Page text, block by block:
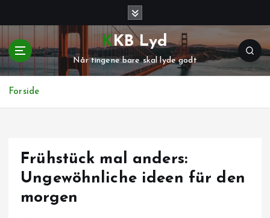
i
i
KKB Lyd
Når tingene bare skal lyde godt
Forside
Frühstück mal anders:
Ungewöhnliche ideen für den
morgen